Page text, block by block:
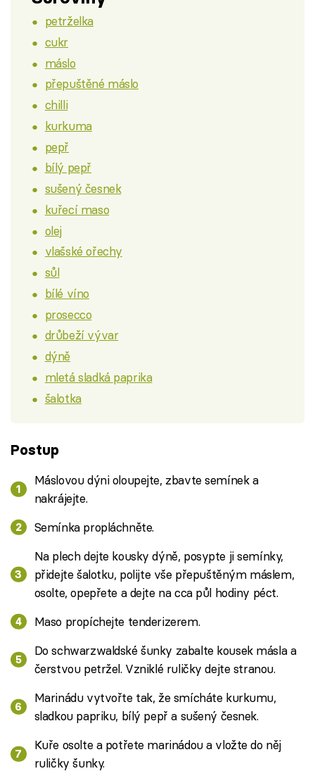
petrželka
cukr
máslo
přepuštěné máslo
chilli
kurkuma
pepř
bílý pepř
sušený česnek
kuřecí maso
olej
vlašské ořechy
sůl
bílé víno
prosecco
drůbeží vývar
dýně
mletá sladká paprika
šalotka
Postup
Máslovou dýni oloupejte, zbavte semínek a
nakrájejte.
Semínka propláchněte.
Na plech dejte kousky dýně, posypte ji semínky,
přidejte šalotku, polijte vše přepuštěným máslem,
osolte, opepřete a dejte na cca půl hodiny péct.
Maso propíchejte tenderizerem.
Do schwarzwaldské šunky zabalte kousek másla a
čerstvou petržel. Vzniklé ruličky dejte stranou.
Marinádu vytvořte tak, že smícháte kurkumu,
sladkou papriku, bílý pepř a sušený česnek.
Kuře osolte a potřete marinádou a vložte do něj
ruličky šunky.